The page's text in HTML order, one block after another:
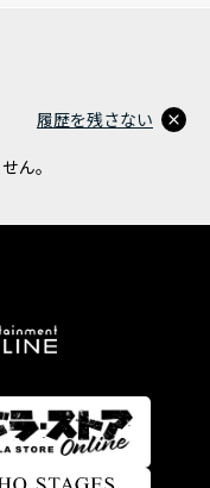
ん。
履歴を残さない